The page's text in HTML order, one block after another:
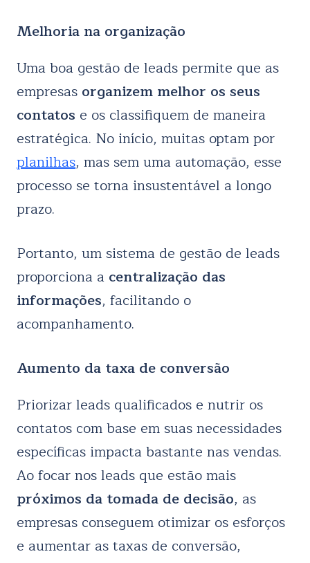
Melhoria na organização
Uma boa gestão de leads permite que as
empresas organizem melhor os seus
contatos e os classifiquem de maneira
estratégica. No início, muitas optam por
planilhas, mas sem uma automação, esse
processo se torna insustentável a longo
prazo.
Portanto, um sistema de gestão de leads
proporciona a centralização das
informações, facilitando o
acompanhamento.
Aumento da taxa de conversão
Priorizar leads qualificados e nutrir os
contatos com base em suas necessidades
específicas impacta bastante nas vendas.
Ao focar nos leads que estão mais
próximos da tomada de decisão, as
empresas conseguem otimizar os esforços
e aumentar as taxas de conversão,